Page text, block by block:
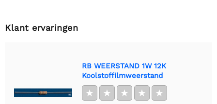
Klant ervaringen
RB WEERSTAND 1W 12K
Koolstoffilmweerstand
★ ★ ★ ★ ★